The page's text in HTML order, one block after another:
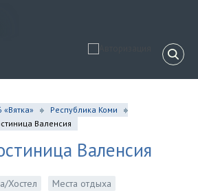
«Вятка»
Республика Коми
Валенсия
Валенсия
Хостел
Места отдыха